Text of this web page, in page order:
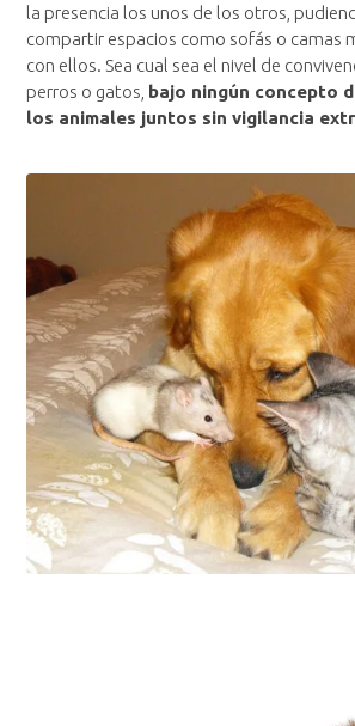
la presencia los unos de los otros,
compartir espacios como sofás o camas
con ellos. Sea cual sea el nivel de
perros o gatos, bajo ningún concepto
los animales juntos sin vigilancia